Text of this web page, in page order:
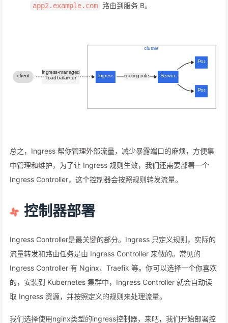
app2.example.com 路由到服务 B。
总之，Ingress 帮你管理外部流量，减少暴露端口的麻烦，方便集
中管理和维护，为了让 Ingress 规则生效，我们还需要部署一个
Ingress Controller，这个控制器会按照规则转发流量。
控制器部署
Ingress Controller是最关键的部分。Ingress 只定义规则，实际的
流量转发和路由任务是由 Ingress Controller 来做的。常见的
Ingress Controller 有 Nginx、Traefik 等。你可以选择一个你喜欢
的，安装到 Kubernetes 集群中，Ingress Controller 就会自动读
取 Ingress 资源，并按照定义的规则来处理流量。
我们选择使用nginx类型的ingress控制器，来吧，我们开始部署控